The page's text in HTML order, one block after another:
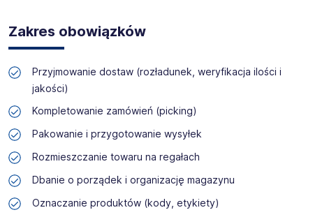
o ponad 70-letnim doświadczeniu, działająca w 82
krajach. Na polskim rynku jesteśmy od 2001 roku i obecnie
posiadamy prawie 35 oddziałów w całym kraju. Naszym
celem jest otwieranie przed kandydatami nowych
możliwości, pomoc w znalezieniu pracy odpowiadającej
ich kwalifikacjom i doświadczeniu. Więcej informacji na
temat Manpower znajduje się na www.manpower.pl
Skontaktuj się z nami - to nic nie kosztuje, możesz za to
zyskać profesjonalne doradztwo i wymarzoną pracę!
Zakres obowiązków
Przyjmowanie dostaw (rozładunek, weryfikacja ilości i
jakości)
Kompletowanie zamówień (picking)
Pakowanie i przygotowanie wysyłek
Rozmieszczanie towaru na regałach
Dbanie o porządek i organizację magazynu
Oznaczanie produktów (kody, etykiety)